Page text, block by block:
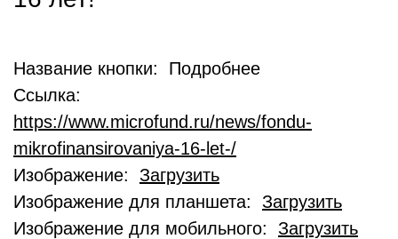
Название кнопки: Подробнее
Ссылка:
https://www.microfund.ru/news/fondu-
mikrofinansirovaniya-16-let-/
Изображение: Загрузить
Изображение для планшета: Загрузить
Изображение для мобильного: Загрузить